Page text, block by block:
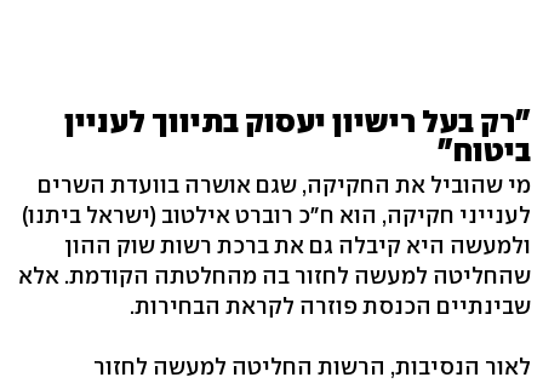
"רק בעל רישיון יעסוק בתיווך לעניין
ביטוח"
מי שהוביל את החקיקה, שגם אושרה בוועדת השרים
לענייני חקיקה, הוא ח"כ רוברט אילטוב (ישראל ביתנו)
ולמעשה היא קיבלה גם את ברכת רשות שוק ההון
שהחליטה למעשה לחזור בה מהחלטתה הקודמת. אלא
שבינתיים הכנסת פוזרה לקראת הבחירות.
לאור הנסיבות, הרשות החליטה למעשה לחזור